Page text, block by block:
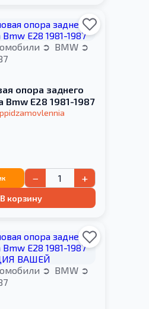
BMW
опора заднего
Bmw E28 1981-1987
− +
В корзину
BMW